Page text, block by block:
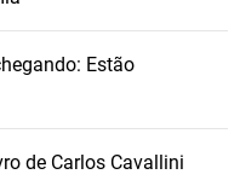
Estão
de Carlos Cavallini